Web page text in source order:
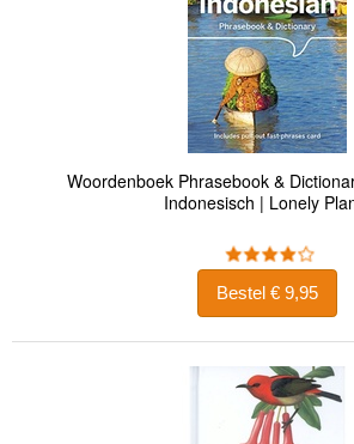
Woordenboek Phrasebook &
Indonesisch | Lonely
Bestel € 9,95